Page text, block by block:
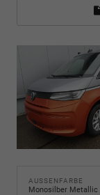
AUSSENFARBE
Monosilber